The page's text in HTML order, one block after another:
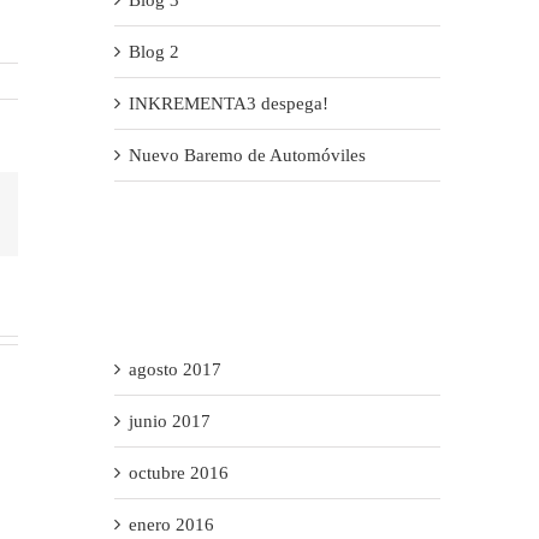
Blog 2
INKREMENTA3 despega!
Nuevo Baremo de Automóviles
agosto 2017
junio 2017
octubre 2016
enero 2016